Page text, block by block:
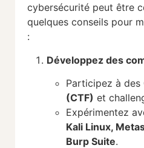
cybersécurité peut être
quelques conseils pour
:
Développez des
Participez à des
(CTF) et
Expérimentez
Kali Linux,
Burp Suite.